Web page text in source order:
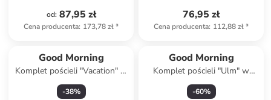
od: 87,95 zł
Cena producenta: 173,78 zł*
76,95 zł
Cena producenta: 112,88 zł*
Good Morning
Komplet pościeli "Vacation" w
kolorze błękitno-kremowym
-38%
Good Morning
Komplet pościeli "Ulm" w
kolorze jasnoszaro-niebieskim
-60%